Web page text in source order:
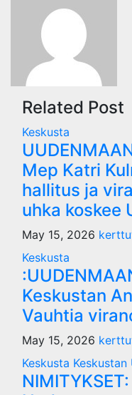
Related Post
Keskusta
Mep Katri
hallitus ja
uhka koskee
May 15, 2026
Keskusta
Keskustan
Vauhtia
May 15, 2026
Keskusta